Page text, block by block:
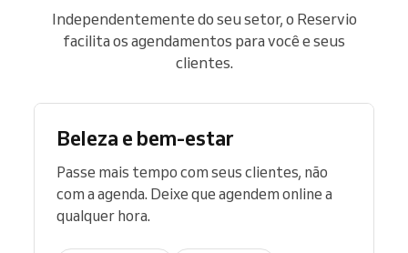
Independentemente do seu setor, o Reservio
facilita os agendamentos para você e seus
clientes.
Beleza e bem-estar
Passe mais tempo com seus clientes, não
com a agenda. Deixe que agendem online a
qualquer hora.